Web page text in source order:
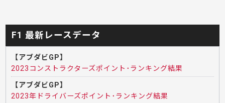
F1 最新レースデータ
【アブダビGP】
2023コンストラクターズポイント･ランキング結果
【アブダビGP】
2023年ドライバーズポイント･ランキング結果